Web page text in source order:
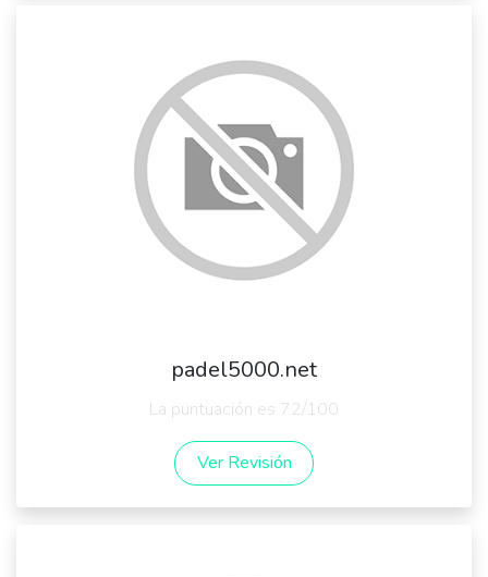
padel5000.net
La puntuación es 72/100
Ver Revisión